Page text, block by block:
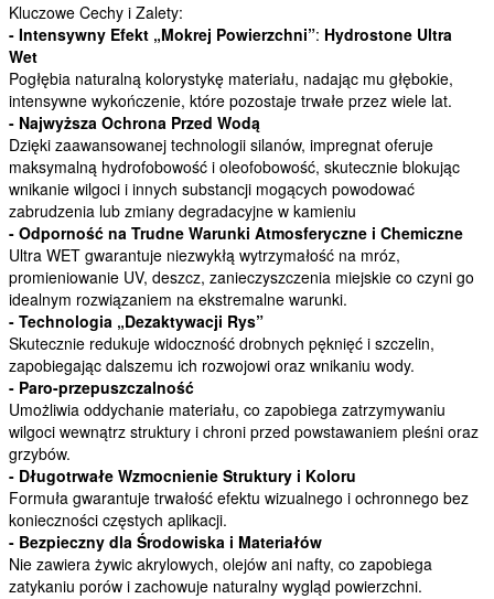
Kluczowe Cechy i Zalety:
- Intensywny Efekt „Mokrej Powierzchni”: Hydrostone Ultra
Wet
Pogłębia naturalną kolorystykę materiału, nadając mu głębokie,
intensywne wykończenie, które pozostaje trwałe przez wiele lat.
- Najwyższa Ochrona Przed Wodą
Dzięki zaawansowanej technologii silanów, impregnat oferuje
maksymalną hydrofobowość i oleofobowość, skutecznie blokując
wnikanie wilgoci i innych substancji mogących powodować
zabrudzenia lub zmiany degradacyjne w kamieniu
- Odporność na Trudne Warunki Atmosferyczne i Chemiczne
Ultra WET gwarantuje niezwykłą wytrzymałość na mróz,
promieniowanie UV, deszcz, zanieczyszczenia miejskie co czyni go
idealnym rozwiązaniem na ekstremalne warunki.
- Technologia „Dezaktywacji Rys”
Skutecznie redukuje widoczność drobnych pęknięć i szczelin,
zapobiegając dalszemu ich rozwojowi oraz wnikaniu wody.
- Paro-przepuszczalność
Umożliwia oddychanie materiału, co zapobiega zatrzymywaniu
wilgoci wewnątrz struktury i chroni przed powstawaniem pleśni oraz
grzybów.
- Długotrwałe Wzmocnienie Struktury i Koloru
Formuła gwarantuje trwałość efektu wizualnego i ochronnego bez
konieczności częstych aplikacji.
- Bezpieczny dla Środowiska i Materiałów
Nie zawiera żywic akrylowych, olejów ani nafty, co zapobiega
zatykaniu porów i zachowuje naturalny wygląd powierzchni.